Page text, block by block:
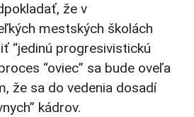
že v
mestských školách
“jedinú progresivistickú
“oviec” sa bude oveľa
že sa do vedenia dosadí
kádrov.